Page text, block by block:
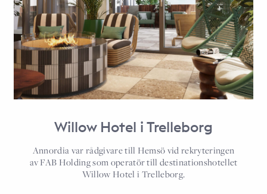
Willow Hotel i Trelleborg
Annordia var rådgivare till Hemsö vid rekryteringen
av FAB Holding som operatör till destinationshotellet
Willow Hotel i Trelleborg.